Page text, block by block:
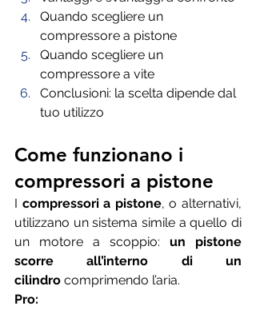
Quando scegliere un
compressore a pistone
Quando scegliere un
compressore a vite
Conclusioni: la scelta dipende dal
tuo utilizzo
Come funzionano i
compressori a pistone
I compressori a pistone, o alternativi,
utilizzano un sistema simile a quello di
un motore a scoppio: un pistone
scorre all’interno di un
cilindro comprimendo l’aria.
Pro: